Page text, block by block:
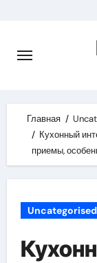
content
Главная
Кухонный
приемы,
Uncategorised